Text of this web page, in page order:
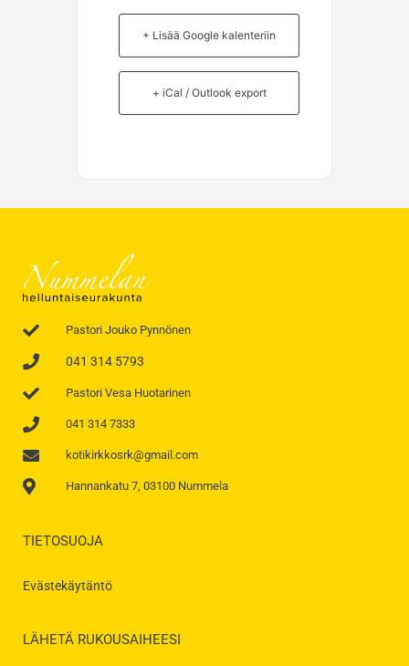
+ Lisää Google kalenteriin
+ iCal / Outlook export
Pastori Jouko Pynnönen
041 314 5793
Pastori Vesa Huotarinen
041 314 7333
kotikirkkosrk@gmail.com
Hannankatu 7, 03100 Nummela
TIETOSUOJA
Evästekäytäntö
LÄHETÄ RUKOUSAIHEESI